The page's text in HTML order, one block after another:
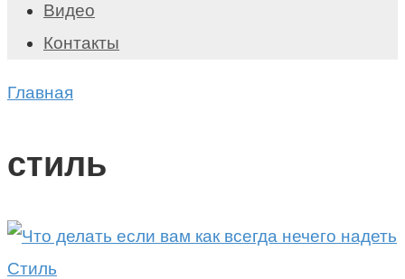
Видео
Контакты
Главная
стиль
Стиль